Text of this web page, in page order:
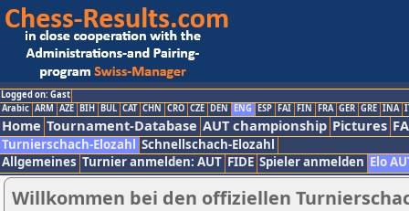
Logged on: Gast
Arabic ARM AZE BIH BUL CAT CHN CRO CZE DEN ENG ESP FAI FIN FRA GER GRE INA
Home Tournament-Database AUT championship Pictures
Turnierschach-Elozahl Schnellschach-Elozahl
Allgemeines Turnier anmelden: AUT FIDE Spieler anmelden Elo
Willkommen bei den offiziellen